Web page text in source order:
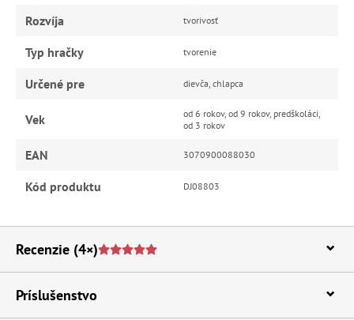
Rozvíja tvorivosť
Typ hračky tvorenie
Určené pre dievča, chlapca
Vek
od 6 rokov, od 9 rokov, predškoláci,
od 3 rokov
EAN 3070900088030
Kód produktu DJ08803
Recenzie (4×)
Príslušenstvo